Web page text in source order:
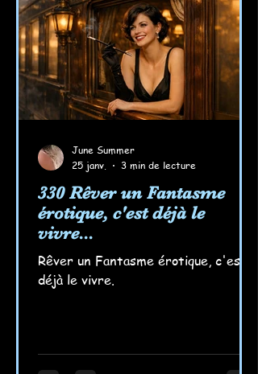
330 Rêver un Fantasme
érotique, c'est déjà le
vivre...
Rêver un Fantasme érotique, c'est
déjà le vivre.
June Summer
25 janv.
3 min de lecture